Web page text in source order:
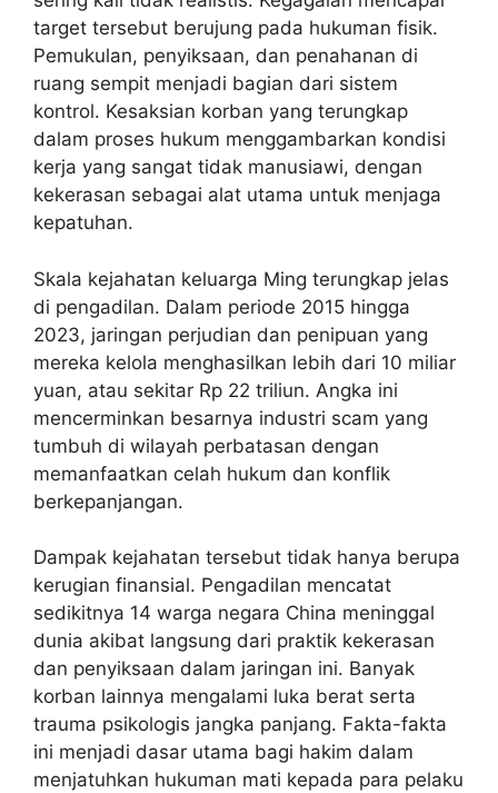
target tersebut berujung pada hukuman fisik.
Pemukulan, penyiksaan, dan penahanan di
ruang sempit menjadi bagian dari sistem
kontrol. Kesaksian korban yang terungkap
dalam proses hukum menggambarkan kondisi
kerja yang sangat tidak manusiawi, dengan
kekerasan sebagai alat utama untuk menjaga
kepatuhan.
Skala kejahatan keluarga Ming terungkap jelas
di pengadilan. Dalam periode 2015 hingga
2023, jaringan perjudian dan penipuan yang
mereka kelola menghasilkan lebih dari 10 miliar
yuan, atau sekitar Rp 22 triliun. Angka ini
mencerminkan besarnya industri scam yang
tumbuh di wilayah perbatasan dengan
memanfaatkan celah hukum dan konflik
berkepanjangan.
Dampak kejahatan tersebut tidak hanya berupa
kerugian finansial. Pengadilan mencatat
sedikitnya 14 warga negara China meninggal
dunia akibat langsung dari praktik kekerasan
dan penyiksaan dalam jaringan ini. Banyak
korban lainnya mengalami luka berat serta
trauma psikologis jangka panjang. Fakta-fakta
ini menjadi dasar utama bagi hakim dalam
menjatuhkan hukuman mati kepada para pelaku